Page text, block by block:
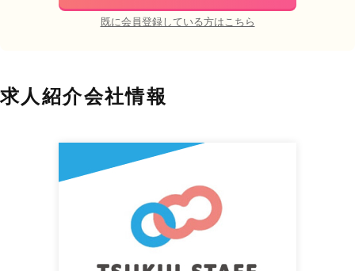
既に会員登録している方はこちら
求人紹介会社情報